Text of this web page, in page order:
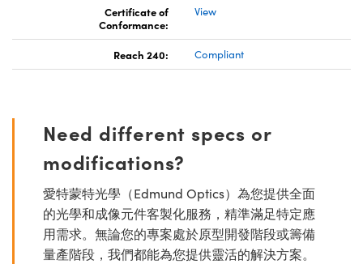
Certificate of
Conformance:
View
Reach 240: Compliant
Need different specs or
modifications?
愛特蒙特光學（Edmund Optics）為您提供全面
的光學和成像元件客製化服務，精準滿足特定應
用需求。無論您的專案處於原型開發階段或籌備
量產階段，我們都能為您提供靈活的解決方案。